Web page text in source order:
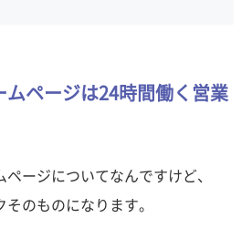
ムページは24時間働く営業
ージについてなんですけど、
のものになります。